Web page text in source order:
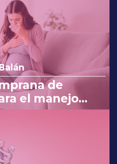
de
el manejo
y vómito del